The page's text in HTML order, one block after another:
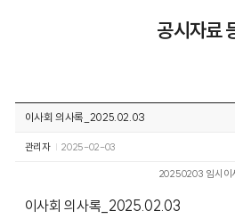
공시자료
이사회 의사록_2025.02.03
관리자 2025-02-03
20250203 임시이
이사회 의사록_2025.02.03